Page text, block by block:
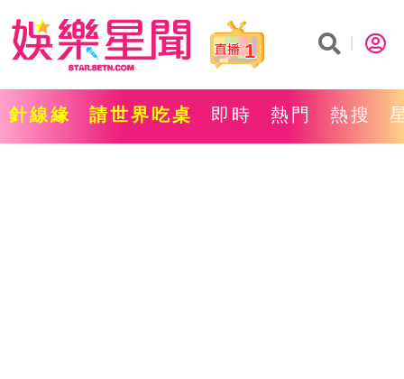
1
針線緣 請世界吃桌 即時 熱門 熱搜